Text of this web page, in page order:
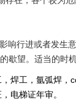
响行进或者发生意
歇望。适当的时
焊工，氩弧焊，
梯证年审。